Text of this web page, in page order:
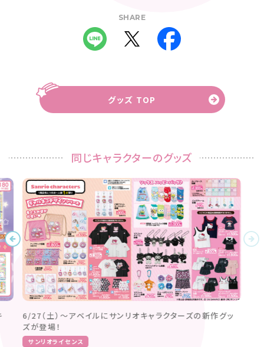
SHARE
グッズ TOP
同じキャラクターのグッズ
6/27（土）〜アベイルにサンリオキャラクターズの新作グッ
ズが登場！
サンリオライセンス